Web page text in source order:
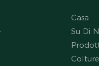
Casa
Su Di